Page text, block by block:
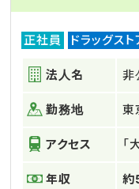
正社員 ドラッグスト
法人名 非
勤務地 東
アクセス 「
年収 約